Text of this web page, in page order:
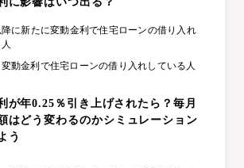
降に新たに変動金利で住宅ローンの借り入れ
動金利で住宅ローンの借り入れしている人
が年0.25％引き上げされたら？毎月
はどう変わるのかシミュレーション
う